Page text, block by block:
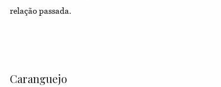
relação passada.
Caranguejo